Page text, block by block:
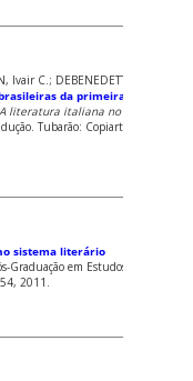
Ivair C.; DEBENEDETTI,
da primeira
A literatura italiana no Brasil
Tubarão: Copiart,
sistema literário
Graduação em Estudos da
2011.